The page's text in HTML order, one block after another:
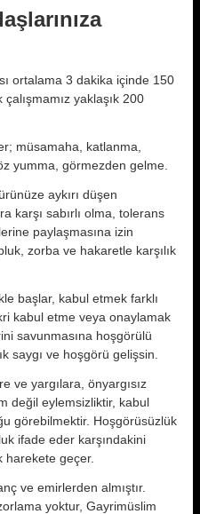
ortalama 3 dakika içinde 150
yaklaşık 200
müsamaha, katlanma,
yumma, görmezden gelme.
aykırı düşen
karşı sabırlı olma, tolerans
paylaşmasına izin
zorba ve hakaretle karşılık
başlar, kabul etmek farklı
kabul etme veya onaylamak
savunmasına hoşgörülü
saygı ve hoşgörü gelişsin.
ve yargılara, önyargısız
değil eylemsizliktir, kabul
görebilmektir. Hoşgörüsüzlük
ifade eder karşındakini
harekete geçer.
ve emirlerden almıştır.
yoktur, Gayrimüslim